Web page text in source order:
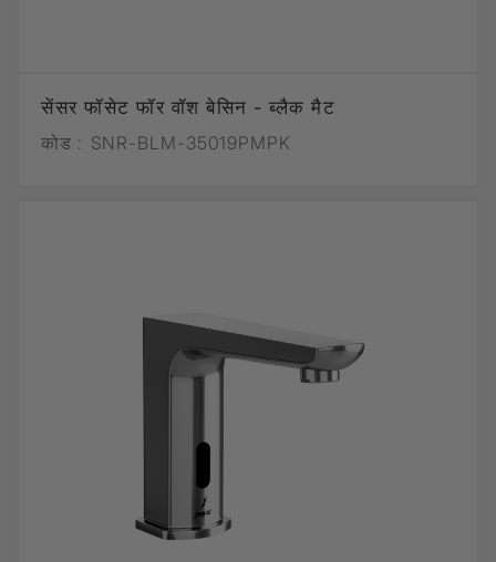
सेंसर फॉसेट फॉर वॉश बेसिन - ब्लैक मैट
कोड : SNR-BLM-35019PMPK